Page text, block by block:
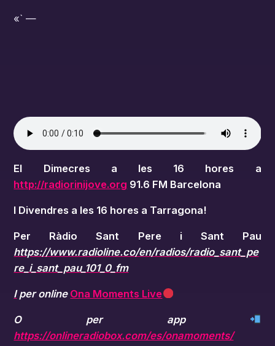
«` —
El Dimecres a les 16 hores a
http://radiorinijove.org 91.6 FM Barcelona
I Divendres a les 16 hores a Tarragona!
Per Ràdio Sant Pere i Sant Pau
https://www.radioline.co/en/radios/radio_sant_pe
re_i_sant_pau_101_0_fm
Iperonline Ona Moments Live
O per app
https://onlineradiobox.com/es/onamoments/